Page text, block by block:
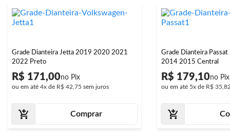
Grade Dianteira Jetta 2019 2020 2021
2022 Preto
R$ 171,00
ou em até 4x de R$ 42,75 sem juros
Comprar
Grade Dianteira
2014 2015 Central
R$ 179,10
ou em até 5x de R$